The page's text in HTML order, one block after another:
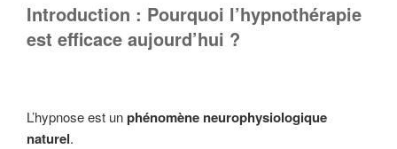
Introduction : Pourquoi l’hypnothérapie
est efficace aujourd’hui ?
L’hypnose est unphénomène neurophysiologique
naturel.